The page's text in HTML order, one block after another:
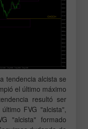
tendencia alcista se
el último máximo
resultó ser
FVG "alcista",
"alcista" formado